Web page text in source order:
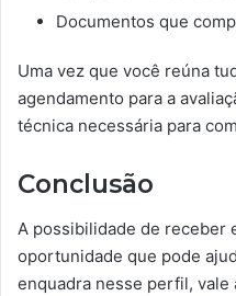
Documentos que
Uma vez que você reúna
agendamento para a
técnica necessária para
Conclusão
A possibilidade de receber
oportunidade que pode
enquadra nesse perfil,